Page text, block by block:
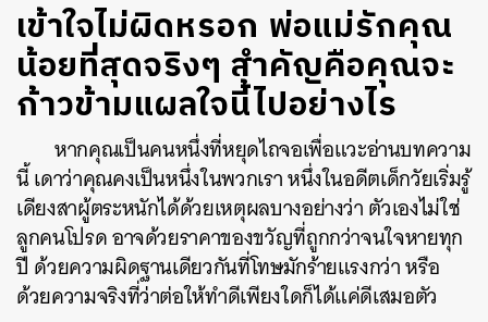
เข้าใจไม่ผิดหรอก พ่อแม่รักคุณ
น้อยที่สุดจริงๆ สำคัญคือคุณจะ
ก้าวข้ามแผลใจนี้ไปอย่างไร
หากคุณเป็นคนหนึ่งที่หยุดไถจอเพื่อแวะอ่านบทความ
นี้ เดาว่าคุณคงเป็นหนึ่งในพวกเรา หนึ่งในอดีตเด็กวัยเริ่มรู้
เดียงสาผู้ตระหนักได้ด้วยเหตุผลบางอย่างว่า ตัวเองไม่ใช่
ลูกคนโปรด อาจด้วยราคาของขวัญที่ถูกกว่าจนใจหายทุก
ปี ด้วยความผิดฐานเดียวกันที่โทษมักร้ายแรงกว่า หรือ
ด้วยความจริงที่ว่าต่อให้ทำดีเพียงใดก็ได้แค่ดีเสมอตัว